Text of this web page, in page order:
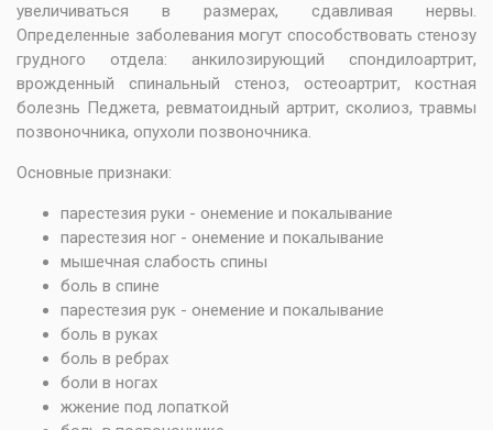
увеличиваться в размерах, сдавливая нервы.
Определенные заболевания могут способствовать стенозу
грудного отдела: анкилозирующий спондилоартрит,
врожденный спинальный стеноз, остеоартрит, костная
болезнь Педжета, ревматоидный артрит, сколиоз, травмы
позвоночника, опухоли позвоночника.
Основные признаки:
парестезия руки - онемение и покалывание
парестезия ног - онемение и покалывание
мышечная слабость спины
боль в спине
парестезия рук - онемение и покалывание
боль в руках
боль в ребрах
боли в ногах
жжение под лопаткой